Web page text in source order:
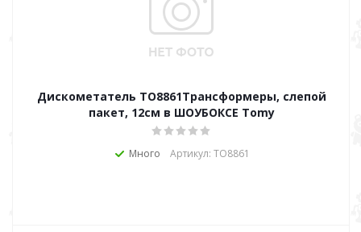
Дискометатель ТО8861Трансформеры, слепой
пакет, 12см в ШОУБОКСЕ Tomy
Много Артикул: ТО8861